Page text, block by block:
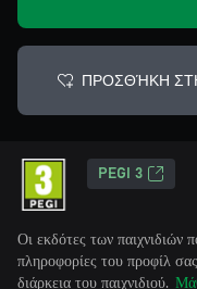
ΠΡΟΣΘΉΚΗ
PEGI 3
Οι εκδότες των παιχνιδιών
πληροφορίες του προφίλ
διάρκεια του παιχνιδιού.